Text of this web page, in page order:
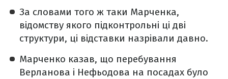
За словами того ж таки Марченка,
відомству якого підконтрольні ці дві
структури, ці відставки назрівали давно.
Марченко казав, що перебування
Верланова і Нефьодова на посадах було